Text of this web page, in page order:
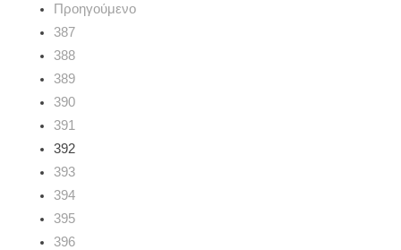
Προηγούμενο
387
388
389
390
391
392
393
394
395
396